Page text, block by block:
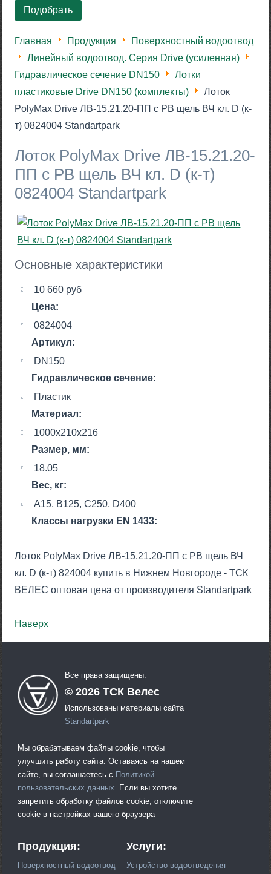
Главная Продукция
Поверхностный водоотвод
Линейный водоотвод. Серия Drive (усиленная)
Гидравлическое сечение DN150
Лотки
пластиковые Drive DN150 (комплекты)
Лоток
PolyMax Drive ЛВ-15.21.20-ПП с РВ щель ВЧ кл. D (к-
т) 0824004 Standartpark
Лоток PolyMax Drive ЛВ-15.21.20-
ПП с РВ щель ВЧ кл. D (к-т)
0824004 Standartpark
Основные характеристики
Цена:
10 660 руб
Артикул:
0824004
Гидравлическое сечение:
DN150
Материал:
Пластик
Размер, мм:
1000x210x216
Вес, кг:
18.05
Класcы нагрузки EN 1433:
A15, B125, C250, D400
Лоток PolyMax Drive ЛВ-15.21.20-ПП с РВ щель ВЧ
кл. D (к-т) 824004 купить в Нижнем Новгороде - ТСК
ВЕЛЕС оптовая цена от производителя Standartpark
Наверх
Все права защищены.
©2026 ТСК Велес
Использованы материалы сайта
Standartpark
Мы обрабатываем файлы cookie, чтобы
улучшить работу сайта. Оставаясь на нашем
сайте, вы соглашаетесь с Политикой
пользовательских данных . Если вы хотите
запретить обработку файлов cookie, отключите
cookie в настройках вашего браузера
Продукция:
Поверхностный водоотвод
Услуги:
Устройство водоотведения